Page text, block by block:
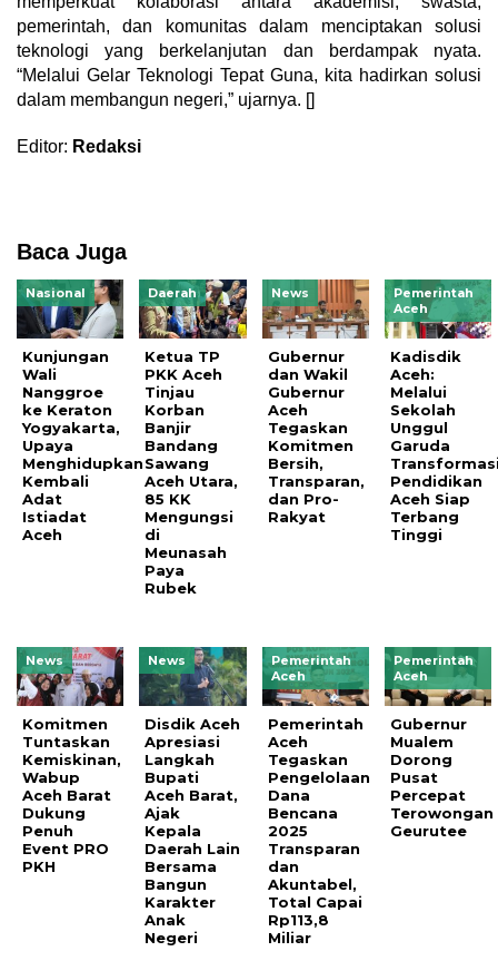
pemerintah, dan komunitas dalam menciptakan solusi
teknologi yang berkelanjutan dan berdampak nyata.
“Melalui Gelar Teknologi Tepat Guna, kita hadirkan solusi
dalam membangun negeri,” ujarnya. []
Editor: Redaksi
Baca Juga
Nasional
Kunjungan
Wali
Nanggroe
ke Keraton
Yogyakarta,
Upaya
Menghidupkan
Kembali
Adat
Istiadat
Aceh
Daerah
Ketua TP
PKK Aceh
Tinjau
Korban
Banjir
Bandang
Sawang
Aceh Utara,
85 KK
Mengungsi
di
Meunasah
Paya
Rubek
News
Gubernur
dan Wakil
Gubernur
Aceh
Tegaskan
Komitmen
Bersih,
Transparan,
dan Pro-
Rakyat
Pemerintah
Aceh
Kadisdik
Aceh:
Melalui
Sekolah
Unggul
Garuda
Pendidikan
Aceh Siap
Terbang
Tinggi
News
Komitmen
Tuntaskan
Kemiskinan,
Wabup
Aceh Barat
Dukung
Penuh
Event PRO
PKH
News
Disdik Aceh
Apresiasi
Langkah
Bupati
Aceh Barat,
Ajak
Kepala
Daerah Lain
Bersama
Bangun
Karakter
Anak
Negeri
Pemerintah
Aceh
Pemerintah
Aceh
Tegaskan
Pengelolaan
Dana
Bencana
2025
Transparan
dan
Akuntabel,
Total Capai
Rp113,8
Miliar
Pemerintah
Aceh
Gubernur
Mualem
Dorong
Pusat
Percepat
Terowongan
Geurutee